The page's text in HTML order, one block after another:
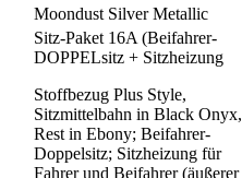
Moondust Silver Metallic
Sitz-Paket 16A (Beifahrer-
DOPPELsitz + Sitzheizung
Stoffbezug Plus Style,
Sitzmittelbahn in Black Onyx,
Rest in Ebony; Beifahrer-
Doppelsitz; Sitzheizung für
Fahrer und Beifahrer (äußerer